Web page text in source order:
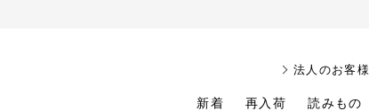
新着 再入荷 読みもの
法人のお客様